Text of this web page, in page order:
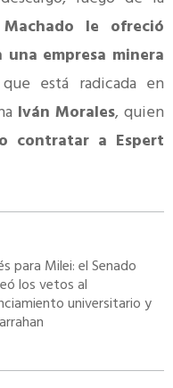
Machado le ofreció
empresa minera
que está radicada en
Iván Morales, quien
contratar a Espert
para Milei: el Senado
los vetos al
universitario y